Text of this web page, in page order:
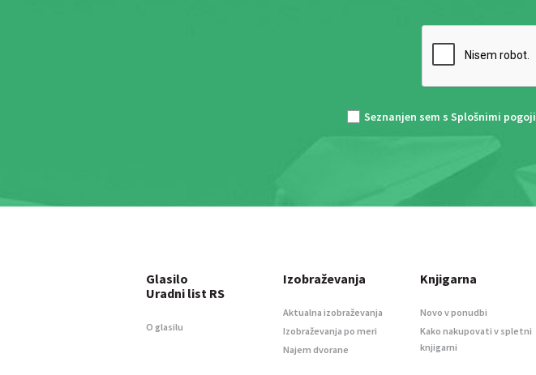
Seznanjen sem s Splošnimi pogoji
Glasilo
Uradni list RS
O glasilu
Izobraževanja
Aktualna izobraževanja
Izobraževanja po meri
Najem dvorane
Knjigarna
Novo v ponudbi
Kako nakupovati v spletni
knjigarni